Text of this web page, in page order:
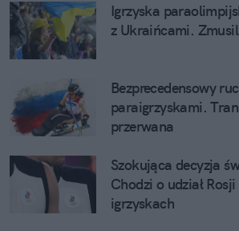
Igrzyska
z Ukraińcami.
Bezprecedensowy
paraigrzyskami.
przerwana
Szokująca decyzja
Chodzi o udział
igrzyskach